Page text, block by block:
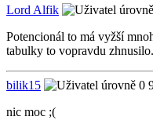
Lord Alfik
Potencionál to má vyžší
tabulky to vopravdu
bilik15
nic moc ;(